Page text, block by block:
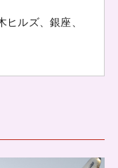
ルズ、銀座、